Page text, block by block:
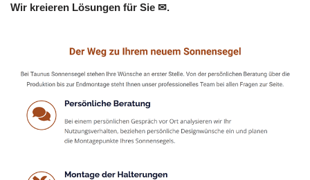
Wir kreieren Lösungen für Sie ✉.